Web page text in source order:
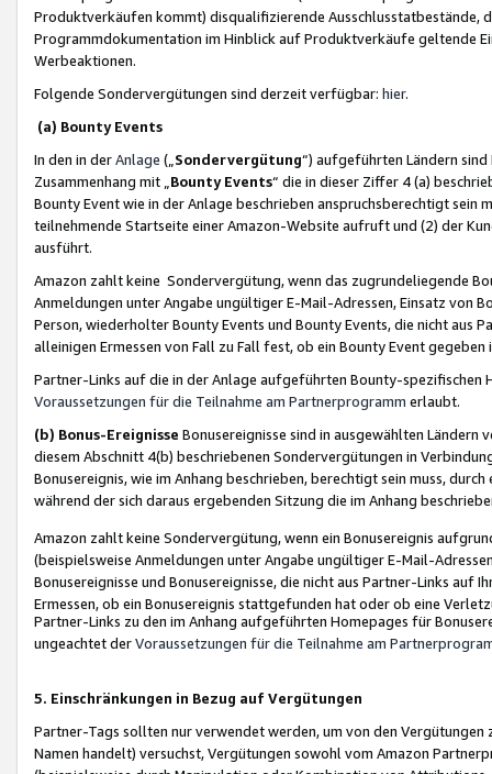
Produktverkäufen kommt) disqualifizierende Ausschlusstatbestände,
Programmdokumentation im Hinblick auf Produktverkäufe geltende
Werbeaktionen.
Folgende Sondervergütungen sind derzeit verfügbar: hier.
(a) Bounty Events
In den in derAnlage („ Sondervergütung“) aufgeführten Ländern
Zusammenhang mit „ Bounty Events“ die in dieser Ziffer 4 (a)
Bounty Event wie in der Anlage beschrieben anspruchsberechtigt sein
teilnehmende Startseite einer Amazon-Website aufruft und (2) der
ausführt.
Amazon zahlt keine Sondervergütung, wenn das zugrundeliegende
Anmeldungen unter Angabe ungültiger E-Mail-Adressen, Einsatz von
Person, wiederholter Bounty Events und Bounty Events, die nicht
alleinigen Ermessen von Fall zu Fall fest, ob ein Bounty Event
Partner-Links auf die in der Anlage aufgeführten Bounty-spezifischen
Voraussetzungen für die Teilnahme am Partnerprogramm erlaubt.
(b) Bonus-Ereignisse Bonusereignisse sind in ausgewählten Ländern
diesem Abschnitt 4(b) beschriebenen Sondervergütungen in
Bonusereignis, wie im Anhang beschrieben, berechtigt sein muss,
während der sich daraus ergebenden Sitzung die im Anhang
Amazon zahlt keine Sondervergütung, wenn ein Bonusereignis
(beispielsweise Anmeldungen unter Angabe ungültiger E-Mail-
Bonusereignisse und Bonusereignisse, die nicht aus Partner-Links auf
Ermessen, ob ein Bonusereignis stattgefunden hat oder ob eine
Partner-Links zu den im Anhang aufgeführten Homepages für
ungeachtet derVoraussetzungen für die Teilnahme am
5. Einschränkungen in Bezug auf Vergütungen
Partner-Tags sollten nur verwendet werden, um von den
Namen handelt) versuchst, Vergütungen sowohl vom Amazon